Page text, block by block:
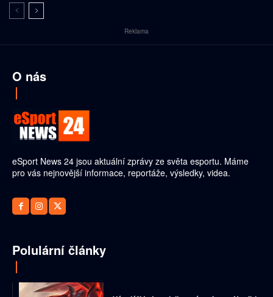
Reklama
O nás
eSport News 24 jsou aktuální zprávy ze světa esportu. Máme
pro vás nejnovější informace, reportáže, výsledky, videa.
Polulární články